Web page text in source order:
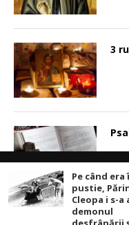
3
Pe când era
pustie,
Cleopa i s-
demonul